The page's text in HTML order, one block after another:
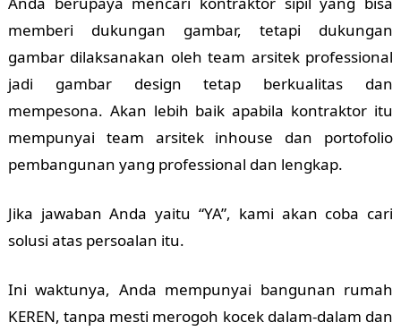
memberi dukungan gambar, tetapi dukungan
gambar dilaksanakan oleh team arsitek professional
jadi gambar design tetap berkualitas dan
mempesona. Akan lebih baik apabila kontraktor itu
mempunyai team arsitek inhouse dan portofolio
pembangunan yang professional dan lengkap.
Jika jawaban Anda yaitu “YA”, kami akan coba cari
solusi atas persoalan itu.
Ini waktunya, Anda mempunyai bangunan rumah
KEREN, tanpa mesti merogoh kocek dalam-dalam dan